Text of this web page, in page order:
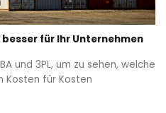
besser für Ihr Unternehmen
und 3PL, um zu sehen, welche
Kosten für Kosten